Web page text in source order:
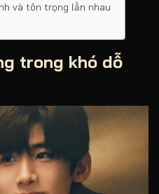
và tôn trọng lẫn nhau
trong khó dỗ